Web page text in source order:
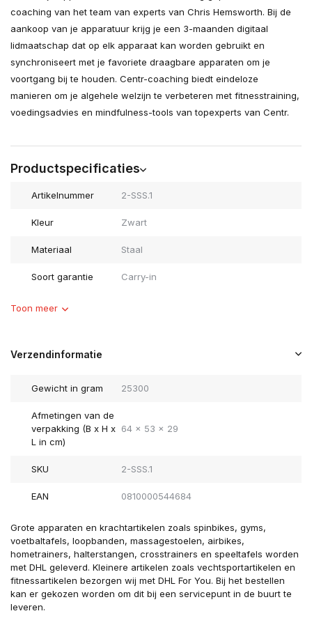
coaching van het team van experts van Chris Hemsworth. Bij de
aankoop van je apparatuur krijg je een 3-maanden digitaal
lidmaatschap dat op elk apparaat kan worden gebruikt en
synchroniseert met je favoriete draagbare apparaten om je
voortgang bij te houden. Centr-coaching biedt eindeloze
manieren om je algehele welzijn te verbeteren met fitnesstraining,
voedingsadvies en mindfulness-tools van topexperts van Centr.
Productspecificaties
Artikelnummer 2-SSS.1
Kleur Zwart
Materiaal Staal
Soort garantie Carry-in
Toon meer
Verzendinformatie
Gewicht in gram 25300
Afmetingen van de
verpakking (B x H x
L in cm)
64 x 53 x 29
SKU 2-SSS.1
EAN 0810000544684
Grote apparaten en krachtartikelen zoals spinbikes, gyms,
voetbaltafels, loopbanden, massagestoelen, airbikes,
hometrainers, halterstangen, crosstrainers en speeltafels worden
met DHL geleverd. Kleinere artikelen zoals vechtsportartikelen en
fitnessartikelen bezorgen wij met DHL For You. Bij het bestellen
kan er gekozen worden om dit bij een servicepunt in de buurt te
leveren.